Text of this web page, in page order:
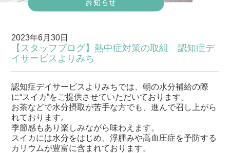
2023年6月30日
【スタッフブログ】熱中症対策の取組 認知症デ
イサービスよりみち
認知症デイサービスよりみちでは、朝の水分補給の際
に“スイカ”をご提供させていただいております。
お茶などで水分摂取が苦手な方でも、進んで召し上がら
れております。
季節感もあり楽しみながら味わえます。
スイカには水分をはじめ、浮腫みや高血圧症を予防する
カリウムが豊富に含まれております。